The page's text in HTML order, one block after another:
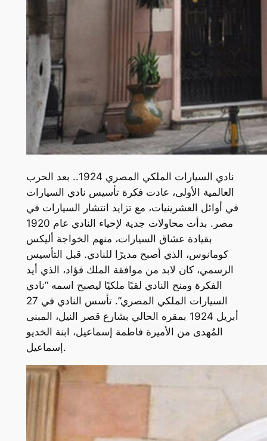
نادي السيارات الملكي المصري 1924.. بعد الحرب
العالمية الأولى، عادت فكرة تأسيس نادي السيارات
في أوائل العشرينيات، مع تزايد انتشار السيارات في
مصر. بدأت محاولات جدية لإحياء النادي عام 1920
بقيادة عشاق السيارات، منهم الخواجة أليكس
كومانوس، الذي أصبح مديرًا للنادي. قبل التأسيس
الرسمي، كان لابد من موافقة الملك فؤاد، الذي أيد
الفكرة ومنح النادي لقبًا ملكيًا ليصبح اسمه “نادي
السيارات الملكي المصري”. تأسس النادي في 27
أبريل 1924 بمقره الحالي بشارع قصر النيل، المبنى
المُهدى من الأميرة فاطمة إسماعيل، ابنة الخديو
إسماعيل.